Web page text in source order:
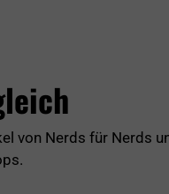
von Nerds für Nerds